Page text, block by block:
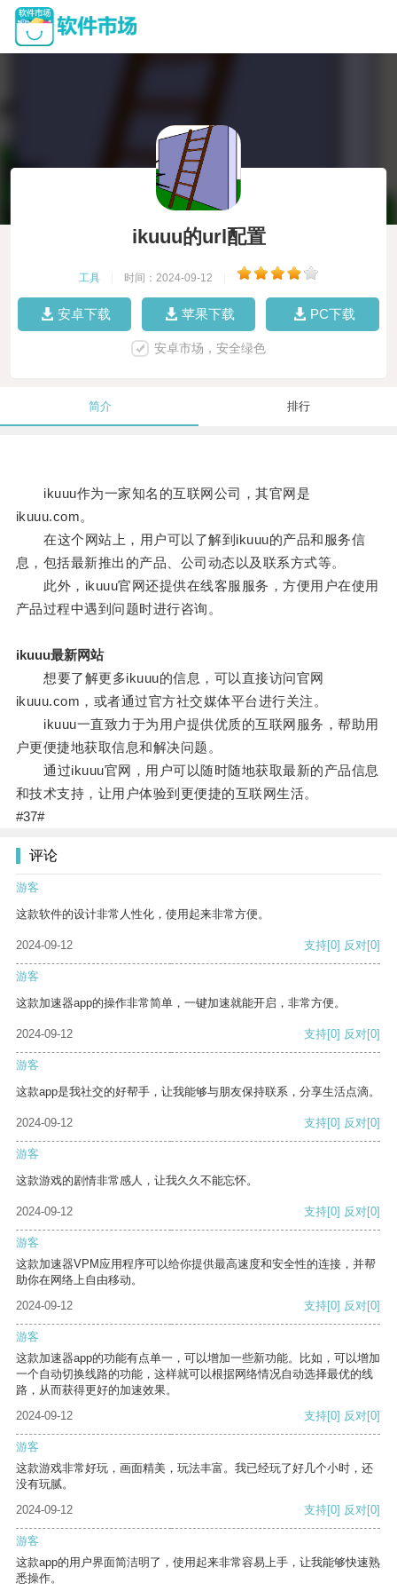
ikuuu的url配置
工具 时间：2024-09-12
安卓下载 苹果下载 PC下载
安卓市场，安全绿色
简介 排行
ikuuu作为一家知名的互联网公司，其官网是
ikuuu.com。
在这个网站上，用户可以了解到ikuuu的产品和服务信
息，包括最新推出的产品、公司动态以及联系方式等。
此外，ikuuu官网还提供在线客服服务，方便用户在使用
产品过程中遇到问题时进行咨询。
ikuuu最新网站
想要了解更多ikuuu的信息，可以直接访问官网
ikuuu.com，或者通过官方社交媒体平台进行关注。
ikuuu一直致力于为用户提供优质的互联网服务，帮助用
户更便捷地获取信息和解决问题。
通过ikuuu官网，用户可以随时随地获取最新的产品信息
和技术支持，让用户体验到更便捷的互联网生活。
#37#
评论
游客
这款软件的设计非常人性化，使用起来非常方便。
2024-09-12 支持[0] 反对[0]
游客
这款加速器app的操作非常简单，一键加速就能开启，非常方便。
2024-09-12 支持[0] 反对[0]
游客
这款app是我社交的好帮手，让我能够与朋友保持联系，分享生活点滴。
2024-09-12 支持[0] 反对[0]
游客
这款游戏的剧情非常感人，让我久久不能忘怀。
2024-09-12 支持[0] 反对[0]
游客
这款加速器VPM应用程序可以给你提供最高速度和安全性的连接，并帮
助你在网络上自由移动。
2024-09-12
支持[0] 反对[0]
游客
这款加速器app的功能有点单一，可以增加一些新功能。比如，可以增加
一个自动切换线路的功能，这样就可以根据网络情况自动选择最优的线
路，从而获得更好的加速效果。
2024-09-12
支持[0] 反对[0]
游客
这款游戏非常好玩，画面精美，玩法丰富。我已经玩了好几个小时，还
没有玩腻。
2024-09-12
支持[0] 反对[0]
游客
这款app的用户界面简洁明了，使用起来非常容易上手，让我能够快速熟
悉操作。